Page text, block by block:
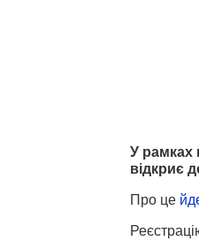
У рамках
відкриє
Про це